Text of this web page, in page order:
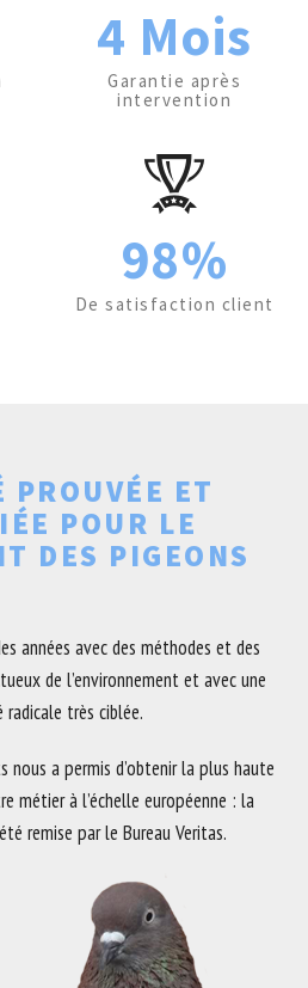
4 Mois
Garantie après
intervention
98%
De satisfaction client
PROUVÉE ET
POUR LE
DES PIGEONS
années avec des méthodes et des
de l’environnement et avec une
très ciblée.
nous a permis d’obtenir la plus haute
métier à l’échelle européenne : la
remise par le Bureau Veritas.